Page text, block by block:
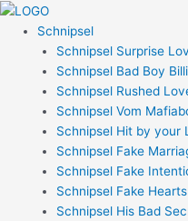
Zum
Inhalt
springen
Schnipsel
Schnipsel Surprise
Schnipsel Bad Boy
Schnipsel Rushed
Schnipsel Vom
Schnipsel Hit by your
Schnipsel Fake
Schnipsel Fake
Schnipsel Fake Hearts
Schnipsel His Bad
Post
navigation